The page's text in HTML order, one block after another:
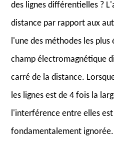
des lignes différentielles ?
distance par rapport aux
l'une des méthodes les
champ électromagnétique
carré de la distance.
les lignes est de 4 fois la
l'interférence entre elles
fondamentalement ignorée.